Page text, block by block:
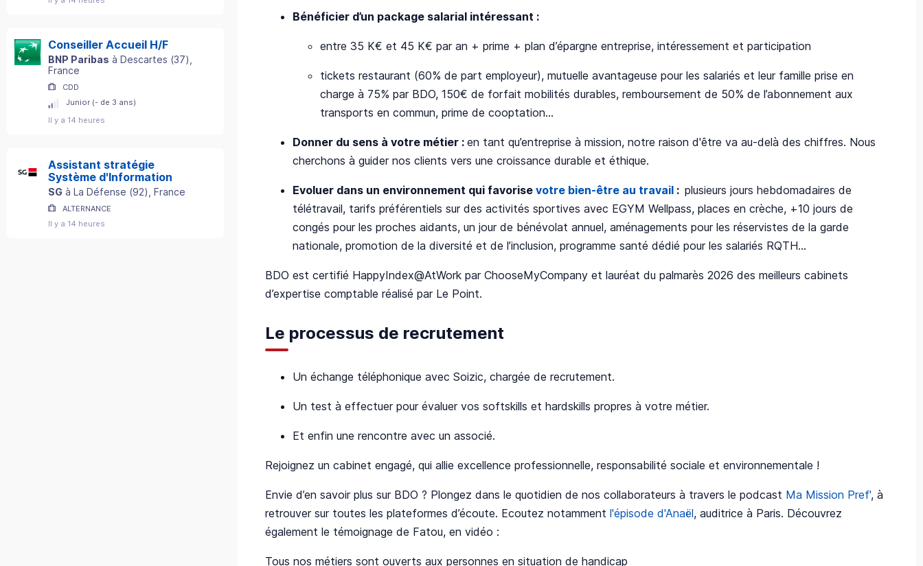
Conseiller Accueil H/F
BNP Paribas à Descartes (37)
France
CDD
Junior (- de 3 ans)
Il y a 14 heures
Assistant stratégie
Système d'Information
SG à La Défense (92) , France
ALTERNANCE
Il y a 14 heures
Bénéficier d’un package salarial intéressant :
entre 35 K€ et 45 K€ par an + prime + plan d’épargne entreprise, intéressement et participation
tickets restaurant (60% de part employeur), mutuelle avantageuse pour les salariés et leur famille prise en
charge à 75% par BDO, 150€ de forfait mobilités durables, remboursement de 50% de l’abonnement aux
transports en commun, prime de cooptation…
Donner du sens à votre métier : en tant qu’entreprise à mission, notre raison d'être va au-delà des chiffres. Nous
cherchons à guider nos clients vers une croissance durable et éthique.
Evoluer dans un environnement qui favorise votre bien-être au travail : plusieurs jours hebdomadaires de
télétravail, tarifs préférentiels sur des activités sportives avec EGYM Wellpass, places en crèche, +10 jours de
congés pour les proches aidants, un jour de bénévolat annuel, aménagements pour les réservistes de la garde
nationale, promotion de la diversité et de l’inclusion, programme santé dédié pour les salariés RQTH…
BDO est certifié HappyIndex@AtWork par ChooseMyCompany et lauréat du palmarès 2026 des meilleurs cabinets
d’expertise comptable réalisé par Le Point.
Le processus de recrutement
Un échange téléphonique avec Soizic, chargée de recrutement.
Un test à effectuer pour évaluer vos softskills et hardskills propres à votre métier.
Et enfin une rencontre avec un associé.
Rejoignez un cabinet engagé, qui allie excellence professionnelle, responsabilité sociale et environnementale !
Envie d’en savoir plus sur BDO ? Plongez dans le quotidien de nos collaborateurs à travers le podcast Ma Mission Pref', à
retrouver sur toutes les plateformes d’écoute. Ecoutez notamment l'épisode d'Anaël, auditrice à Paris. Découvrez
également le témoignage de Fatou, en vidéo :
Tous nos métiers sont ouverts aux personnes en situation de handicap